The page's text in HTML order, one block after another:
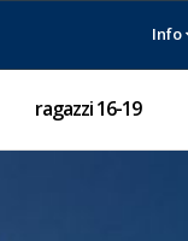
Info
ragazzi 16-19